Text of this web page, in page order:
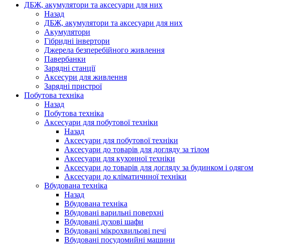
ДБЖ, акумулятори та аксесуари для них
Назад
ДБЖ, акумулятори та аксесуари для них
Акумулятори
Гібридні інвертори
Джерела безперебійного живлення
Павербанки
Зарядні станції
Аксесури для живлення
Зарядні пристрої
Побутова техніка
Назад
Побутова техніка
Аксесуари для побутової техніки
Назад
Аксесуари для побутової техніки
Аксесуари до товарів для догляду за тілом
Аксесуари для кухонної техніки
Аксесуари до товарів для догляду за будинком і одягом
Аксесуари до кліматичнної техніки
Вбудована техніка
Назад
Вбудована техніка
Вбудовані варильні поверхні
Вбудовані духові шафи
Вбудовані мікрохвильові печі
Вбудовані посудомийні машини